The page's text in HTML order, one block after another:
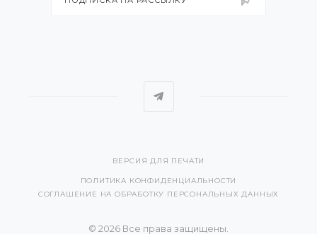
ВЕРСИЯ ДЛЯ ПЕЧАТИ
ПОЛИТИКА КОНФИДЕНЦИАЛЬНОСТИ
СОГЛАШЕНИЕ НА ОБРАБОТКУ ПЕРСОНАЛЬНЫХ ДАННЫХ
© 2026 Все права защищены.